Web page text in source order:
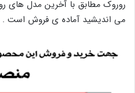
روروک مطابق با آخرین مدل های
می اندیشید آماده ی فروش است .